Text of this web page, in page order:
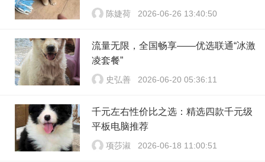
陈婕荷 2026-06-26 13:40:50
流量无限，全国畅享——优选联通“冰激
凌套餐”
史弘善 2026-06-20 05:36:11
千元左右性价比之选：精选四款千元级
平板电脑推荐
项莎淑 2026-06-18 11:00:51